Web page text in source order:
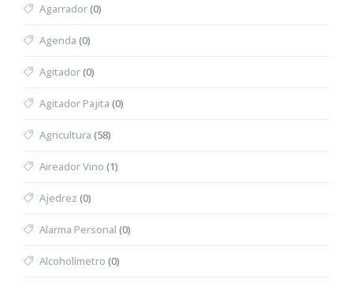
Agarrador(0)
Agenda (0)
Agitador(0)
Agitador Pajita (0)
Agricultura (58)
Aireador Vino (1)
Ajedrez (0)
Alarma Personal (0)
Alcoholímetro (0)